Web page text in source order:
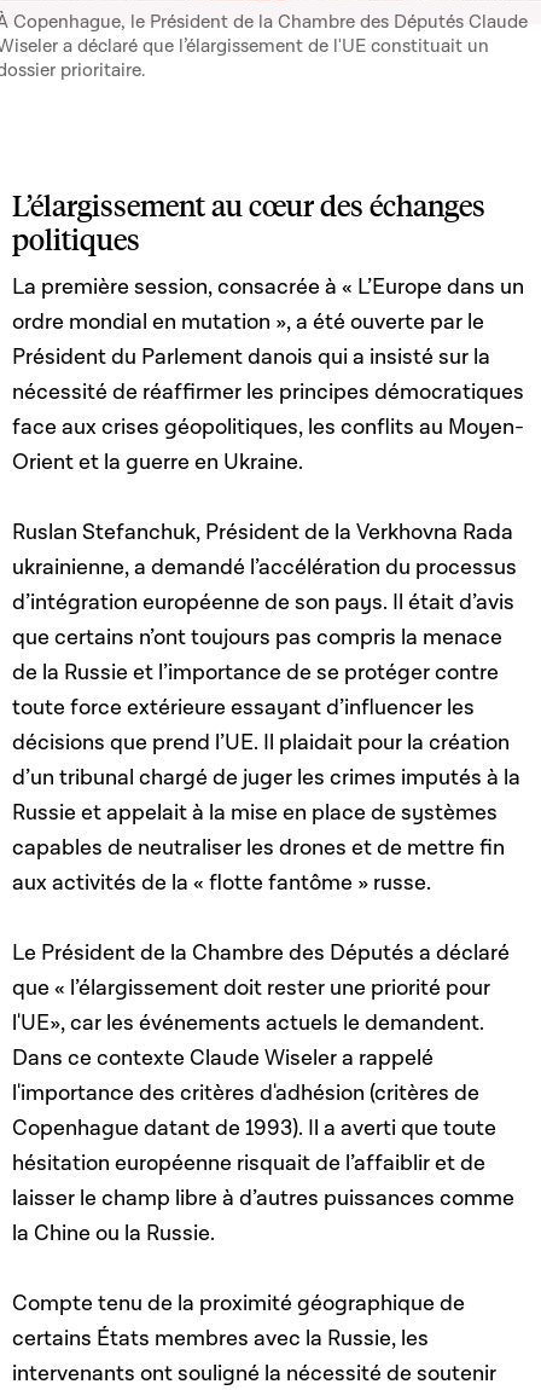
Copenhague, le Président de la Chambre des Députés Claude
a déclaré que l’élargissement de l'UE constituait un
prioritaire.
L’élargissement au cœur des échanges
politiques
La première session, consacrée à « L’Europe dans un
ordre mondial en mutation », a été ouverte par le
Président du Parlement danois qui a insisté sur la
nécessité de réaffirmer les principes démocratiques
face aux crises géopolitiques, les conflits au Moyen-
Orient et la guerre en Ukraine.
Ruslan Stefanchuk, Président de la Verkhovna Rada
ukrainienne, a demandé l’accélération du processus
d’intégration européenne de son pays. Il était d’avis
que certains n’ont toujours pas compris la menace
de la Russie et l’importance de se protéger contre
toute force extérieure essayant d’influencer les
décisions que prend l’UE. Il plaidait pour la création
d’un tribunal chargé de juger les crimes imputés à la
Russie et appelait à la mise en place de systèmes
capables de neutraliser les drones et de mettre fin
aux activités de la « flotte fantôme » russe.
Le Président de la Chambre des Députés a déclaré
que « l’élargissement doit rester une priorité pour
l'UE», car les événements actuels le demandent.
Dans ce contexte Claude Wiseler a rappelé
l'importance des critères d'adhésion (critères de
Copenhague datant de 1993). Il a averti que toute
hésitation européenne risquait de l’affaiblir et de
laisser le champ libre à d’autres puissances comme
la Chine ou la Russie.
Compte tenu de la proximité géographique de
certains États membres avec la Russie, les
intervenants ont souligné la nécessité de soutenir